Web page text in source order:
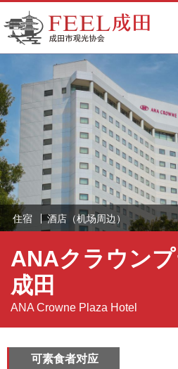
FEEL成田成田市观光协会官方网
站
住宿 酒店（机场周边）
ANAクラウン
成田
ANA Crowne Plaza Hotel
可素食者对应